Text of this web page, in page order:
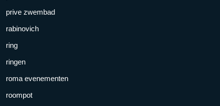
prive zwembad
rabinovich
ring
ringen
roma evenementen
roompot